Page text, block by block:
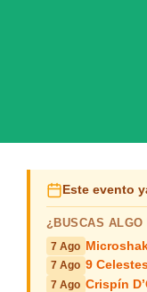
Este evento
¿BUSCAS ALGO
7 Ago
7 Ago 9
7 Ago Crispín